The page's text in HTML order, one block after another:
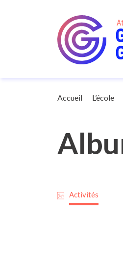
Accueil L’école
Activités